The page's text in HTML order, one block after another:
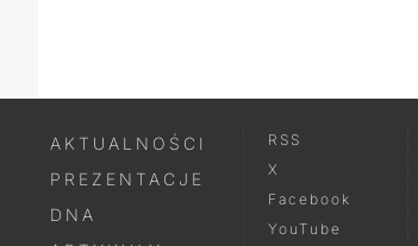
AKTUALNOŚCI
PREZENTACJE
DNA
RSS
X
Facebook
YouTube